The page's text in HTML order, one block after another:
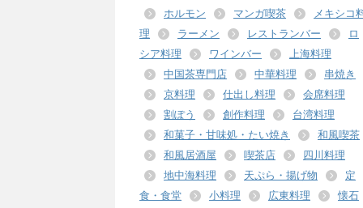
ホルモン
マンガ喫茶
メキシコ
理
ラーメン レストランバー
ロ
シア料理
ワインバー
上海料理
中国茶専門店
中華料理
串焼き
京料理
仕出し料理
会席料理
割ぽう
創作料理
台湾料理
和菓子・甘味処・たい焼き
和風喫茶
和風居酒屋
喫茶店
四川料理
地中海料理
天ぷら・揚げ物
定
食・食堂
小料理 広東料理
懐石